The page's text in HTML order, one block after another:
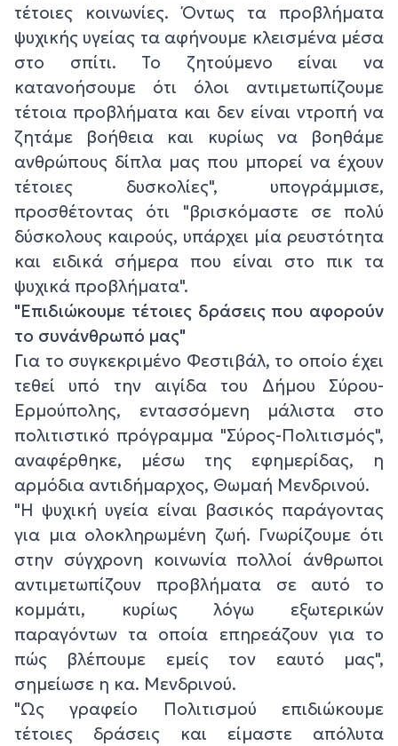
τέτοιες κοινωνίες. Όντως τα προβλήματα
ψυχικής υγείας τα αφήνουμε κλεισμένα μέσα
στο σπίτι. Το ζητούμενο είναι να
κατανοήσουμε ότι όλοι αντιμετωπίζουμε
τέτοια προβλήματα και δεν είναι ντροπή να
ζητάμε βοήθεια και κυρίως να βοηθάμε
ανθρώπους δίπλα μας που μπορεί να έχουν
τέτοιες δυσκολίες", υπογράμμισε,
προσθέτοντας ότι "βρισκόμαστε σε πολύ
δύσκολους καιρούς, υπάρχει μία ρευστότητα
και ειδικά σήμερα που είναι στο πικ τα
ψυχικά προβλήματα".
"Επιδιώκουμε τέτοιες δράσεις που αφορούν
το συνάνθρωπό μας"
Για το συγκεκριμένο Φεστιβάλ, το οποίο έχει
τεθεί υπό την αιγίδα του Δήμου Σύρου-
Ερμούπολης, εντασσόμενη μάλιστα στο
πολιτιστικό πρόγραμμα "Σύρος-Πολιτισμός",
αναφέρθηκε, μέσω της εφημερίδας, η
αρμόδια αντιδήμαρχος, Θωμαή Μενδρινού.
"Η ψυχική υγεία είναι βασικός παράγοντας
για μια ολοκληρωμένη ζωή. Γνωρίζουμε ότι
στην σύγχρονη κοινωνία πολλοί άνθρωποι
αντιμετωπίζουν προβλήματα σε αυτό το
κομμάτι, κυρίως λόγω εξωτερικών
παραγόντων τα οποία επηρεάζουν για το
πώς βλέπουμε εμείς τον εαυτό μας",
σημείωσε η κα. Μενδρινού.
"Ως γραφείο Πολιτισμού επιδιώκουμε
τέτοιες δράσεις και είμαστε απόλυτα